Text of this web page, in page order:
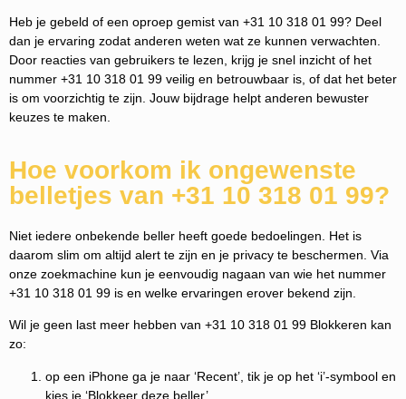
Heb je gebeld of een oproep gemist van +31 10 318 01 99? Deel
dan je ervaring zodat anderen weten wat ze kunnen verwachten.
Door reacties van gebruikers te lezen, krijg je snel inzicht of het
nummer +31 10 318 01 99 veilig en betrouwbaar is, of dat het beter
is om voorzichtig te zijn. Jouw bijdrage helpt anderen bewuster
keuzes te maken.
Hoe voorkom ik ongewenste
belletjes van +31 10 318 01 99?
Niet iedere onbekende beller heeft goede bedoelingen. Het is
daarom slim om altijd alert te zijn en je privacy te beschermen. Via
onze zoekmachine kun je eenvoudig nagaan van wie het nummer
+31 10 318 01 99 is en welke ervaringen erover bekend zijn.
Wil je geen last meer hebben van +31 10 318 01 99 Blokkeren kan
zo:
op een iPhone ga je naar ‘Recent’, tik je op het ‘i’-symbool en
kies je ‘Blokkeer deze beller’.